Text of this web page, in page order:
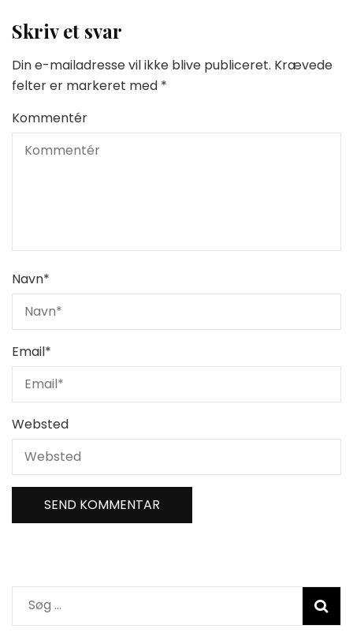
Skriv et svar
Din e-mailadresse vil ikke blive publiceret. Krævede
felter er markeret med *
Kommentér
Navn*
Email*
Websted
Søg
efter: